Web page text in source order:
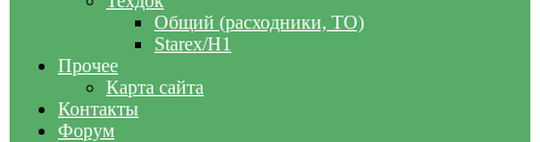
Общий (расходники, ТО)
Starex/H1
Прочее
Карта сайта
Контакты
Форум